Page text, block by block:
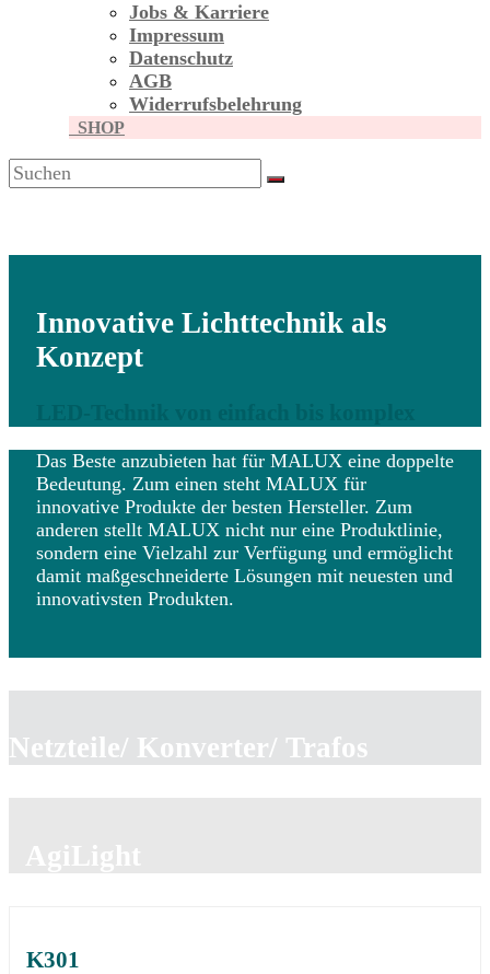
Jobs & Karriere
Impressum
Datenschutz
AGB
Widerrufsbelehrung
SHOP
Innovative Lichttechnik als
Konzept
Das Beste anzubieten hat für MALUX eine doppelte
Bedeutung. Zum einen steht MALUX für
innovative Produkte der besten Hersteller. Zum
anderen stellt MALUX nicht nur eine Produktlinie,
sondern eine Vielzahl zur Verfügung und ermöglicht
damit maßgeschneiderte Lösungen mit neuesten und
innovativsten Produkten.
Netzteile/ Konverter/ Trafos
K301